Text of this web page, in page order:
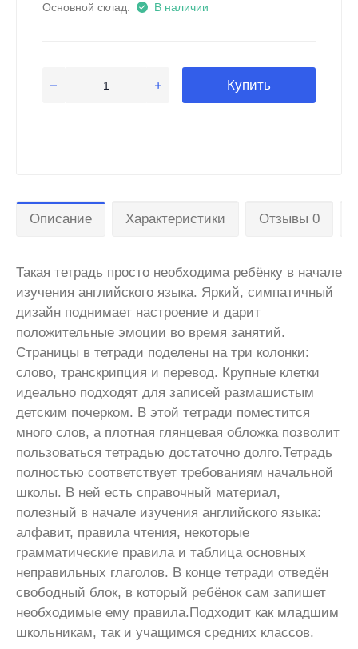
Основной склад: В наличии
Купить
Описание Характеристики Отзывы 0
Такая тетрадь просто необходима ребёнку в начале
изучения английского языка. Яркий, симпатичный
дизайн поднимает настроение и дарит
положительные эмоции во время занятий.
Страницы в тетради поделены на три колонки:
слово, транскрипция и перевод. Крупные клетки
идеально подходят для записей размашистым
детским почерком. В этой тетради поместится
много слов, а плотная глянцевая обложка позволит
пользоваться тетрадью достаточно долго.Тетрадь
полностью соответствует требованиям начальной
школы. В ней есть справочный материал,
полезный в начале изучения английского языка:
алфавит, правила чтения, некоторые
грамматические правила и таблица основных
неправильных глаголов. В конце тетради отведён
свободный блок, в который ребёнок сам запишет
необходимые ему правила.Подходит как младшим
школьникам, так и учащимся средних классов.